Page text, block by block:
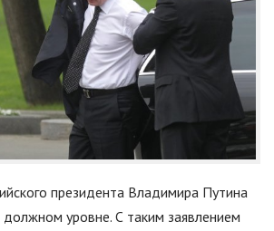
президента Владимира Путина
должном уровне. С таким заявлением